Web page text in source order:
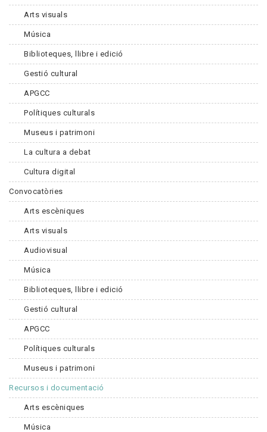
Arts visuals
Música
Biblioteques, llibre i edició
Gestió cultural
APGCC
Polítiques culturals
Museus i patrimoni
La cultura a debat
Cultura digital
Convocatòries
Arts escèniques
Arts visuals
Audiovisual
Música
Biblioteques, llibre i edició
Gestió cultural
APGCC
Polítiques culturals
Museus i patrimoni
Recursos i documentació
Arts escèniques
Música